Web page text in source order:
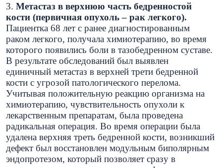
3. Метастаз в верхнюю часть бедренностой
кости (первичная опухоль – рак легкого).
Пациентка 68 лет с ранее диагностированным
раком легкого, получала химиотерапию, во время
которого появились боли в тазобедренном суставе.
В результате обследований был выявлен
единичный метастаз в верхней трети бедренной
кости с угрозой патологического перелома.
Учитывая положительную реакцию организма на
химиотерапию, чувствительность опухоли к
лекарственным препаратам, была проведена
радикальная операция. Во время операции была
удалена верхняя треть бедренной кости, возникший
дефект был восстановлен модульным биполярным
эндопротезом, который позволяет сразу в